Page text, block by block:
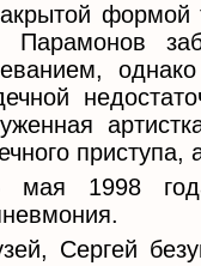
формой
Парамонов
приступа,
мая 1998
Сергей